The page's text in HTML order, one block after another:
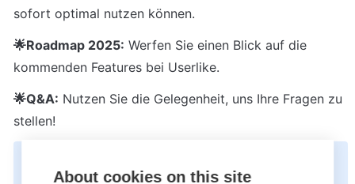
sofort optimal nutzen können.
🌟Roadmap 2025: Werfen Sie einen Blick auf die
kommenden Features bei Userlike.
🌟Q&A: Nutzen Sie die Gelegenheit, uns Ihre Fragen zu
stellen!
About cookies on this site